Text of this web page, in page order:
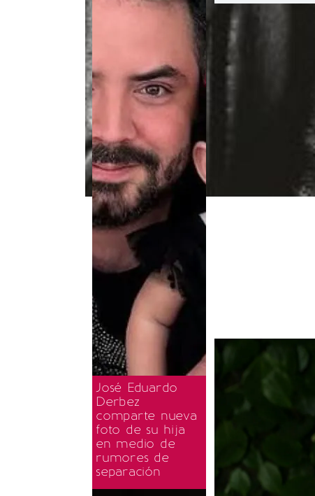
José Eduardo
Derbez
comparte nueva
foto de su hija
en medio de
rumores de
separación